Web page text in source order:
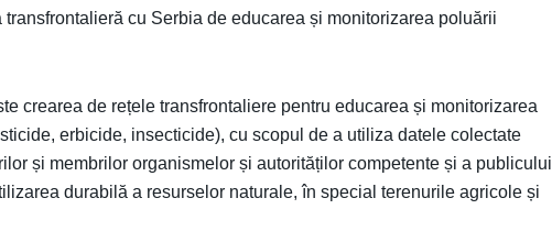
transfrontalieră cu Serbia de educarea și monitorizarea poluării
crearea de rețele transfrontaliere pentru educarea și monitorizarea
erbicide, insecticide), cu scopul de a utiliza datele colectate
și membrilor organismelor și autorităților competente și a publicului
durabilă a resurselor naturale, în special terenurile agricole și